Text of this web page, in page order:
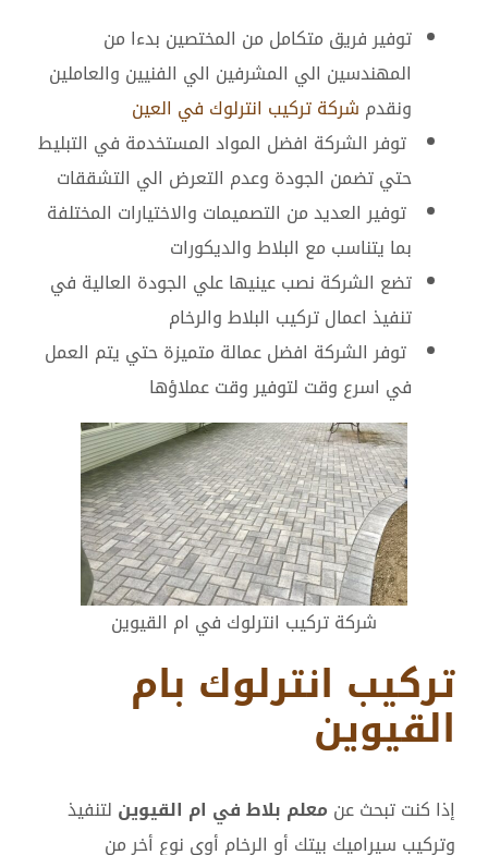
توفير فريق متكامل من المختصين بدءا من
المهندسين الي المشرفين الي الفنيين والعاملين
ونقدم شركة تركيب انترلوك في العين
توفر الشركة افضل المواد المستخدمة في التبليط
حتي تضمن الجودة وعدم التعرض الي التشققات
توفير العديد من التصميمات والاختيارات المختلفة
بما يتناسب مع البلاط والديكورات
تضع الشركة نصب عينيها علي الجودة العالية في
تنفيذ اعمال تركيب البلاط والرخام
توفر الشركة افضل عمالة متميزة حتي يتم العمل
في اسرع وقت لتوفير وقت عملاؤها
شركة تركيب انترلوك في ام القيوين
تركيب انترلوك بام
القيوين
إذا كنت تبحث عن معلم بلاط في ام القيوين لتنفيذ
وتركيب سيراميك بيتك أو الرخام أوي نوع أخر من